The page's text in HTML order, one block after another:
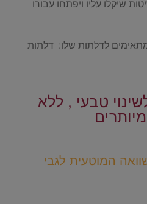
שיקלו עליו ויפתחו עבורו
לדלתות שלו: דלתות
טבעי , ללא
המוטעית לגבי